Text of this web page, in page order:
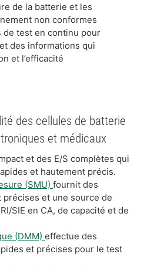
de la batterie et les
non conformes
test en continu pour
des informations qui
et l’efficacité
des cellules de batterie
et médicaux
et des E/S complètes qui
et hautement précis.
(SMU) fournit des
et une source de
SIE en CA, de capacité et de
(DMM) effectue des
et précises pour le test